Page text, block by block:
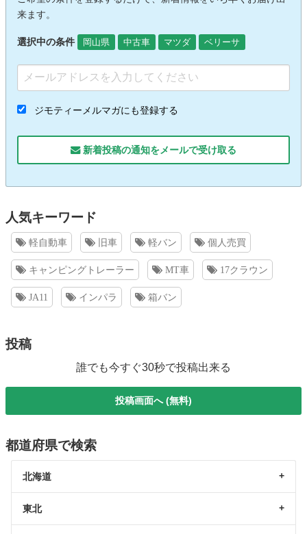
来ます。
選択中の条件 岡山県 中古車 マツダ ベリーサ
ジモティーメルマガにも登録する
新着投稿の通知をメールで受け取る
人気キーワード
軽自動車 旧車 軽バン 個人売買
キャンピングトレーラー MT車 17クラウン
JA11 インパラ 箱バン
投稿
誰でも今すぐ30秒で投稿出来る
投稿画面へ (無料)
都道府県で検索
北海道
東北